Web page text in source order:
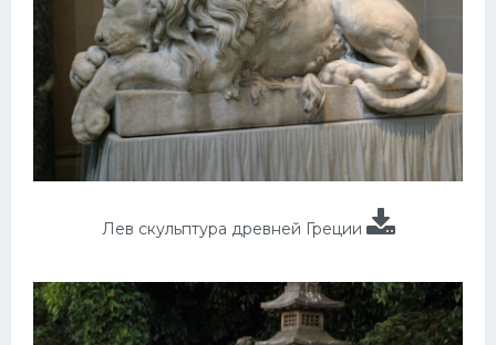
Лев скульптура древней Греции